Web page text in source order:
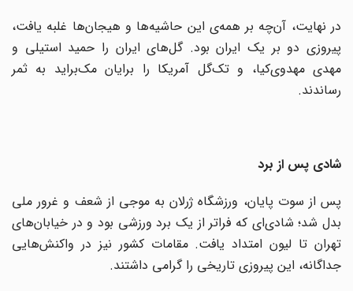
در نهایت، آن‌چه بر همه‌ی این حاشیه‌ها و هیجان‌ها غلبه یافت،
پیروزی دو بر یک ایران بود. گل‌های ایران را حمید استیلی و
مهدی مهدوی‌کیا، و تک‌گل آمریکا را برایان مک‌براید به ثمر
رساندند.
شادی پس از برد
پس از سوت پایان، ورزشگاه ژرلان به موجی از شعف و غرور ملی
بدل شد؛ شادی‌ای که فراتر از یک برد ورزشی بود و در خیابان‌های
تهران تا لیون امتداد یافت. مقامات کشور نیز در واکنش‌هایی
جداگانه، این پیروزی تاریخی را گرامی داشتند.